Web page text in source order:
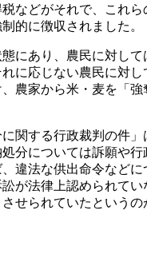
などがそれで、これ
的に徴収されました。
にあり、農民に対して
に応じない農民に対
農家から米・麦を「
関する行政裁判の件
分については訴願や
違法な供出命令など
が法律上認められて
せられていたという